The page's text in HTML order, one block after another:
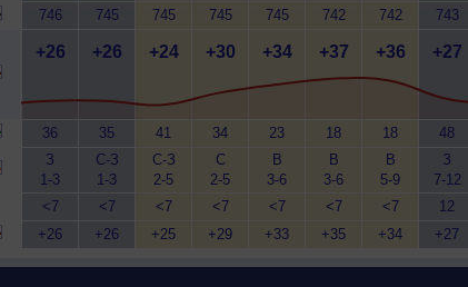
746
+26
36
З
1-3
<7
+26
745
+26
35
С-З
1-3
<7
+26
745
+24
41
С-З
2-5
<7
+25
745
+30
34
С
2-5
<7
+29
745
+34
23
В
3-6
<7
+33
742
+37
18
В
3-6
<7
+35
742
+36
18
В
5-9
<7
+34
743
+27
48
З
7-12
12
+27